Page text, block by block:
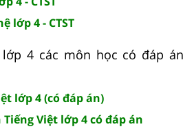
lớp 4 - CTST
4 các môn học có đáp án
lớp 4 (có đáp án)
Việt lớp 4 có đáp án